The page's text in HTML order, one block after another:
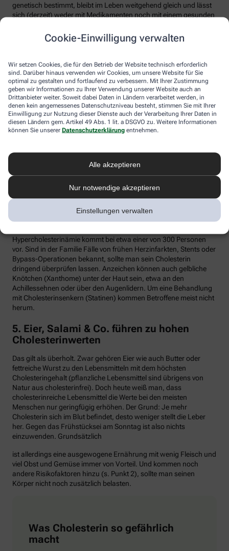
Cookie-Einwilligung verwalten
Wir setzen Cookies, die für den Betrieb der Website technisch erforderlich
sind. Darüber hinaus verwenden wir Cookies, um unsere Website für Sie
optimal zu gestalten und fortlaufend zu verbessern. Mit Ihrer Zustimmung
geben wir Informationen zu Ihrer Verwendung unserer Website auch an
Drittanbieter weiter. Soweit dabei Daten in Ländern verarbeitet werden, in
denen kein angemessenes Datenschutzniveau besteht, stimmen Sie mit Ihrer
Einwilligung zur Nutzung dieser Dienste auch der Verarbeitung Ihrer Daten in
diesen Ländern gem. Artikel 49 Abs. 1 lit. a DSGVO zu. Weitere Informationen
können Sie unserer Datenschutzerklärung entnehmen.
Alle akzeptieren
Nur notwendige akzeptieren
Einstellungen verwalten
genetisch bestimmt, bleibt im Leben weitgehend gleich und lässt
sich (derzeit) weder mit Medikamenten noch mit einem gesunden
Rauchen etc. vermieden werden sollten). Experten raten, seinen
Lp(a)-Wert einmal im Leben bestimmen zu lassen.
4. Hohes Cholesterin betrifft nur ältere
Menschen
Falsch. Zwar steigt das Risiko für erhöhte Cholesterinwerte mit
zunehmendem Alter. Menschen mit sogenannter familiärer
Hypercholesterinämie (FH) haben jedoch schon von Geburt an
erhöhte Blutfettwerte. Bei der erblich bedingten
Stoffwechselerkrankung sammelt sich durch einen Gendefekt
lagert sich an den Wänden der Arterien und Venen ab. Betroffene
entwickeln oft schon im jungen Erwachsenenalter eine
Unbehandelt erkrankt etwa die Hälfte der Männer schon vor dem
50. Lebensjahr an einer koronaren Herzkrankheit (KHK), die zum
Herzinfarkt oder plötzlichem Herztod führen kann. Frauen sind
bis zur Menopause durch Hormone besser geschützt, bei ihnen
Hypercholesterinämie kommt bei etwa einer von 300 Personen
vor. Sind in der Familie Fälle von frühen Herzinfarkten, Stents oder
Bypass-Operationen bekannt, sollte man sein Cholesterin
dringend überprüfen lassen. Anzeichen können auch gelbliche
Knötchen (Xanthome) unter der Haut sein, etwa an den
Achillessehnen oder über den Augenlidern. Um eine Behandlung
mit Cholesterinsenkern (Statinen) kommen Betroffene meist nicht
herum.
5. Eier, Salami & Co. führen zu hohen
Cholesterinwerten
Das gilt als überholt. Zwar gehören Eier wie auch Butter oder
fettreiche Wurst zu den Lebensmitteln mit dem höchsten
Cholesteringehalt (pflanzliche Lebensmittel sind übrigens von
Natur aus cholesterinfrei). Doch heute weiß man, dass
cholesterinreiche Lebensmittel die Werte bei den meisten
Menschen nur geringfügig erhöhen. Der Grund: Je mehr
Cholesterin sich im Blut befindet, desto weniger stellt die Leber
her. Gegen das Frühstücksei am Sonntag ist also nichts
einzuwenden. Grundsätzlich
ist allerdings eine ausgewogene Ernährung mit wenig Fleisch und
viel Obst und Gemüse immer von Vorteil. Und kommen noch
andere Risikofaktoren hinzu (s. Punkt 2), sollte man seinen
Körper nicht noch zusätzlich belasten.
Was Cholesterin so gefährlich
macht